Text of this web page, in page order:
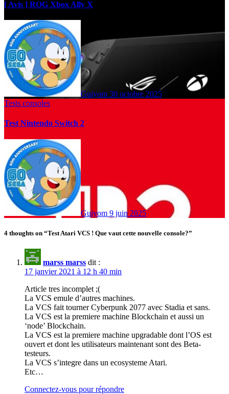
[ Avis ] ROG Xbox Ally X
Guiyom 30 octobre 2025
Tests consoles
Test Nintendo Switch 2
Guiyom 9 juin 2025
4 thoughts on “Test Atari VCS ! Que vaut cette nouvelle console?”
marss marss dit :
17 janvier 2021 à 12 h 40 min
Article tres incomplet ;(
La VCS emule d’autres machines.
La VCS fait tourner Cyberpunk 2077 avec Stadia et sans.
La VCS est la premiere machine Blockchain et aussi un
‘node’ Blockchain.
La VCS est la premiere machine upgradable dont l’OS est
ouvert et dont les utilisateurs maintenant sont des Beta-
testeurs.
La VCS s’integre dans un ecosysteme Atari.
Etc…
Connectez-vous pour répondre